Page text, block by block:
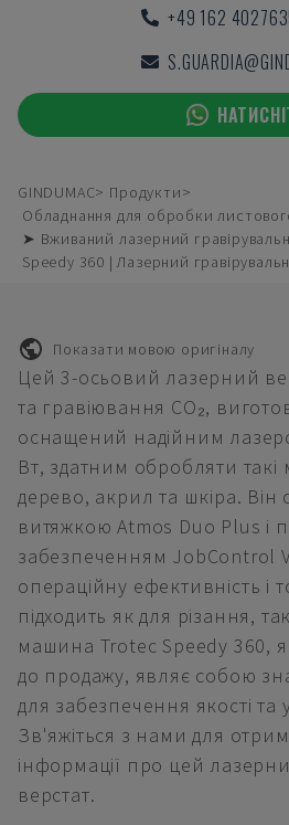
+49 162
GINDUMAC
Продукти
Обладнання для обробки
➤ Вживаний лазерний
Speedy 360 | Лазерний
Показати мовою оригіналу
Цей 3-осьовий лазерний
та гравіювання CO₂,
оснащений надійним
Вт, здатним обробляти такі
дерево, акрил та шкіра.
витяжкою Atmos Duo Plus і
забезпеченням JobControl
операційну ефективність і
підходить як для різання,
машина Trotec Speedy 360,
до продажу, являє собою
для забезпечення якості та
Зв'яжіться з нами для
інформації про цей
верстат.